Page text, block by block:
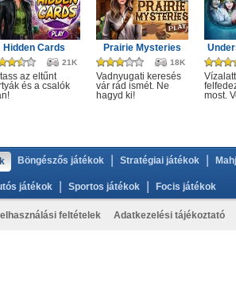
Hidden Cards
21K
az eltűnt
és a csalók
Prairie Mysteries
18K
Vadnyugati keresés
vár rád ismét. Ne
hagyd ki!
most.
Böngészős játékok Stratégiai játékok
játékok Sportos játékok Focis játékok
feltételek Adatkezelési tájékoztató